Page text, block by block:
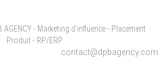
- Marketing d'influence - Placement
Produit - RP/ERP
contact@dpbagency.com